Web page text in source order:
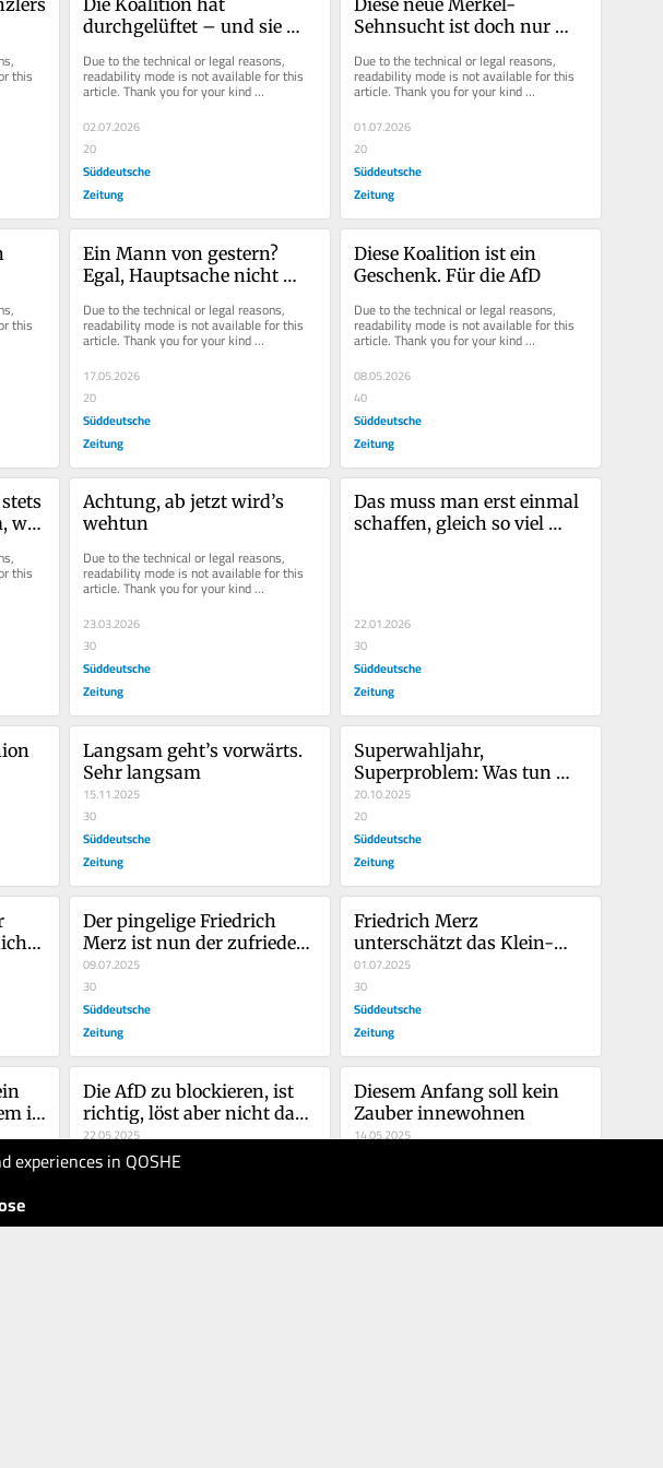
experiences in QOSHE
this
durchgelüftet – und sie
Due to the technical or legal reasons,
readability mode is not available for this
article. Thank you for your kind
understanding.
02.07.2026
20
Süddeutsche
Zeitung
Sehnsucht ist doch nur
Due to the technical or legal reasons,
readability mode is not available for this
article. Thank you for your kind
understanding.
01.07.2026
20
Süddeutsche
Zeitung
this
Ein Mann von gestern?
Egal, Hauptsache nicht
Due to the technical or legal reasons,
readability mode is not available for this
article. Thank you for your kind
understanding.
17.05.2026
20
Süddeutsche
Zeitung
Diese Koalition ist ein
Geschenk. Für die AfD
Due to the technical or legal reasons,
readability mode is not available for this
article. Thank you for your kind
understanding.
08.05.2026
40
Süddeutsche
Zeitung
was
this
Achtung, ab jetzt wird’s
wehtun
Due to the technical or legal reasons,
readability mode is not available for this
article. Thank you for your kind
understanding.
23.03.2026
30
Süddeutsche
Zeitung
Das muss man erst einmal
schaffen, gleich so viel
22.01.2026
30
Süddeutsche
Zeitung
Langsam geht’s vorwärts.
Sehr langsam
15.11.2025
30
Süddeutsche
Zeitung
Superwahljahr,
Superproblem: Was tun
gegen die AfD?
20.10.2025
20
Süddeutsche
Zeitung
Der pingelige Friedrich
Merz ist nun der zufriedene
Dreiviertel-Kanzler
09.07.2025
30
Süddeutsche
Zeitung
Friedrich Merz
unterschätzt das Klein-
Klein der Innenpolitik
01.07.2025
30
Süddeutsche
Zeitung
in
Die AfD zu blockieren, ist
richtig, löst aber nicht das
Grundproblem
22.05.2025
40
Süddeutsche
Diesem Anfang soll kein
Zauber innewohnen
14.05.2025